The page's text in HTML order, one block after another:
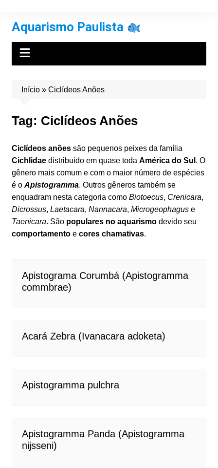
conteúdo
Aquarismo Paulista
Início» Ciclídeos Anões
Tag: Ciclídeos Anões
Ciclídeos anõessão pequenos peixes da família
Cichlidaedistribuído em quase toda América do Sul . O
gênero mais comum e com o maior número de espécies
é o Apistogramma. Outros gêneros também se
enquadram nesta categoria como Biotoecus, Crenicara,
Dicrossus, Laetacara, Nannacara, Microgeophaguse
Taenicara. São populares no aquarismodevido seu
comportamentoe cores chamativas.
Apistograma Corumbá (Apistogramma
commbrae)
Acará Zebra (Ivanacara adoketa)
Apistogramma pulchra
Apistogramma Panda (Apistogramma
nijsseni)